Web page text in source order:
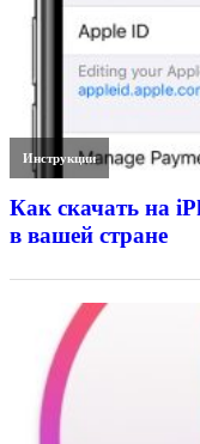
Инструкции
Как скачать на
в вашей стране